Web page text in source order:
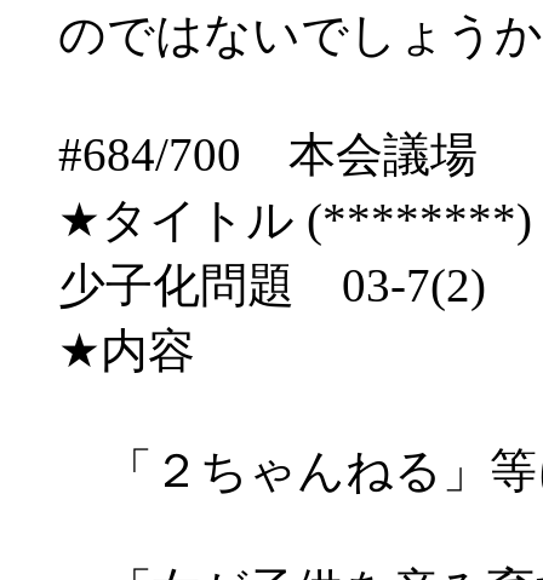
のではないでしょう
#684/700 本会議場
★タイトル (********)
少子化問題 03-7(2)
★内容
「２ちゃんねる」